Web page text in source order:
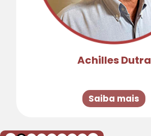
Achilles Dutra
Saiba mais